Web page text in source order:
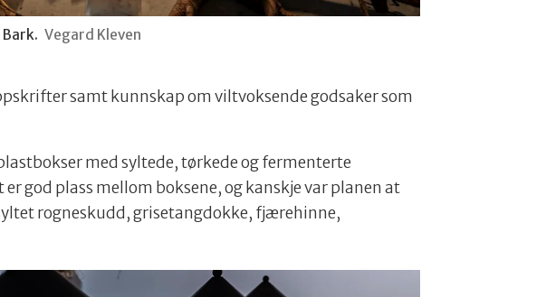
Vegard Kleven
samt kunnskap om viltvoksende godsaker som
med syltede, tørkede og fermenterte
god plass mellom boksene, og kanskje var planen at
rogneskudd, grisetangdokke, fjærehinne,